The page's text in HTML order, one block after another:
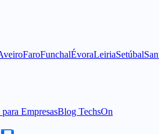
FaroFunchalÉvoraLeiriaSetúbal
para EmpresasBlog TechsOn